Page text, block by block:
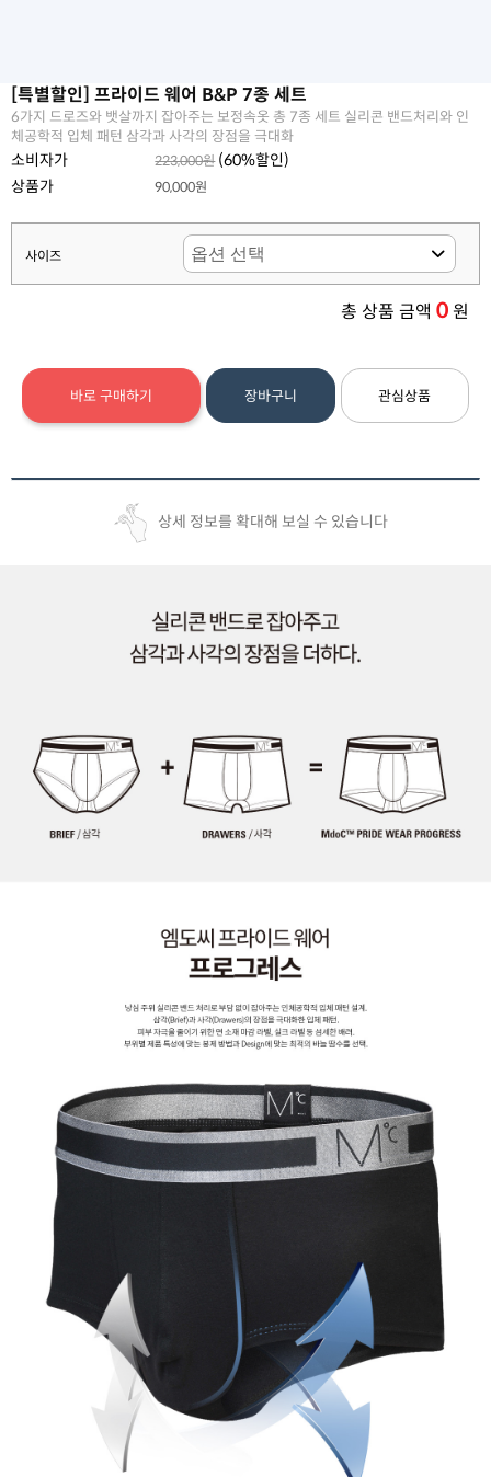
[특별할인] 프라이드 웨어 B&P 7종 세트
6가지 드로즈와 뱃살까지 잡아주는 보정속옷 총 7종 세트 실리콘 밴드처리와 인
체공학적 입체 패턴 삼각과 사각의 장점을 극대화
소비자가 223,000원 (60%할인)
상품가
90,000원
사이즈
총 상품 금액 0원
바로 구매하기 장바구니 관심상품
상세 정보를 확대해 보실 수 있습니다